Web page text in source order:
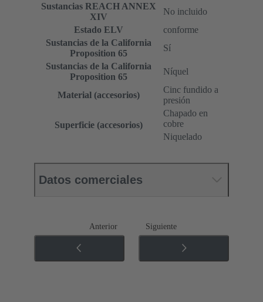
Sustancias REACH ANNEX
XIV
No incluido
Estado ELV
conforme
Sustancias de la California
Proposition 65
Sí
Sustancias de la California
Proposition 65
Níquel
Material (accesorios)
Cinc fundido a
presión
Superficie (accesorios)
Chapado en
cobre
Niquelado
Datos comerciales
Anterior Siguiente